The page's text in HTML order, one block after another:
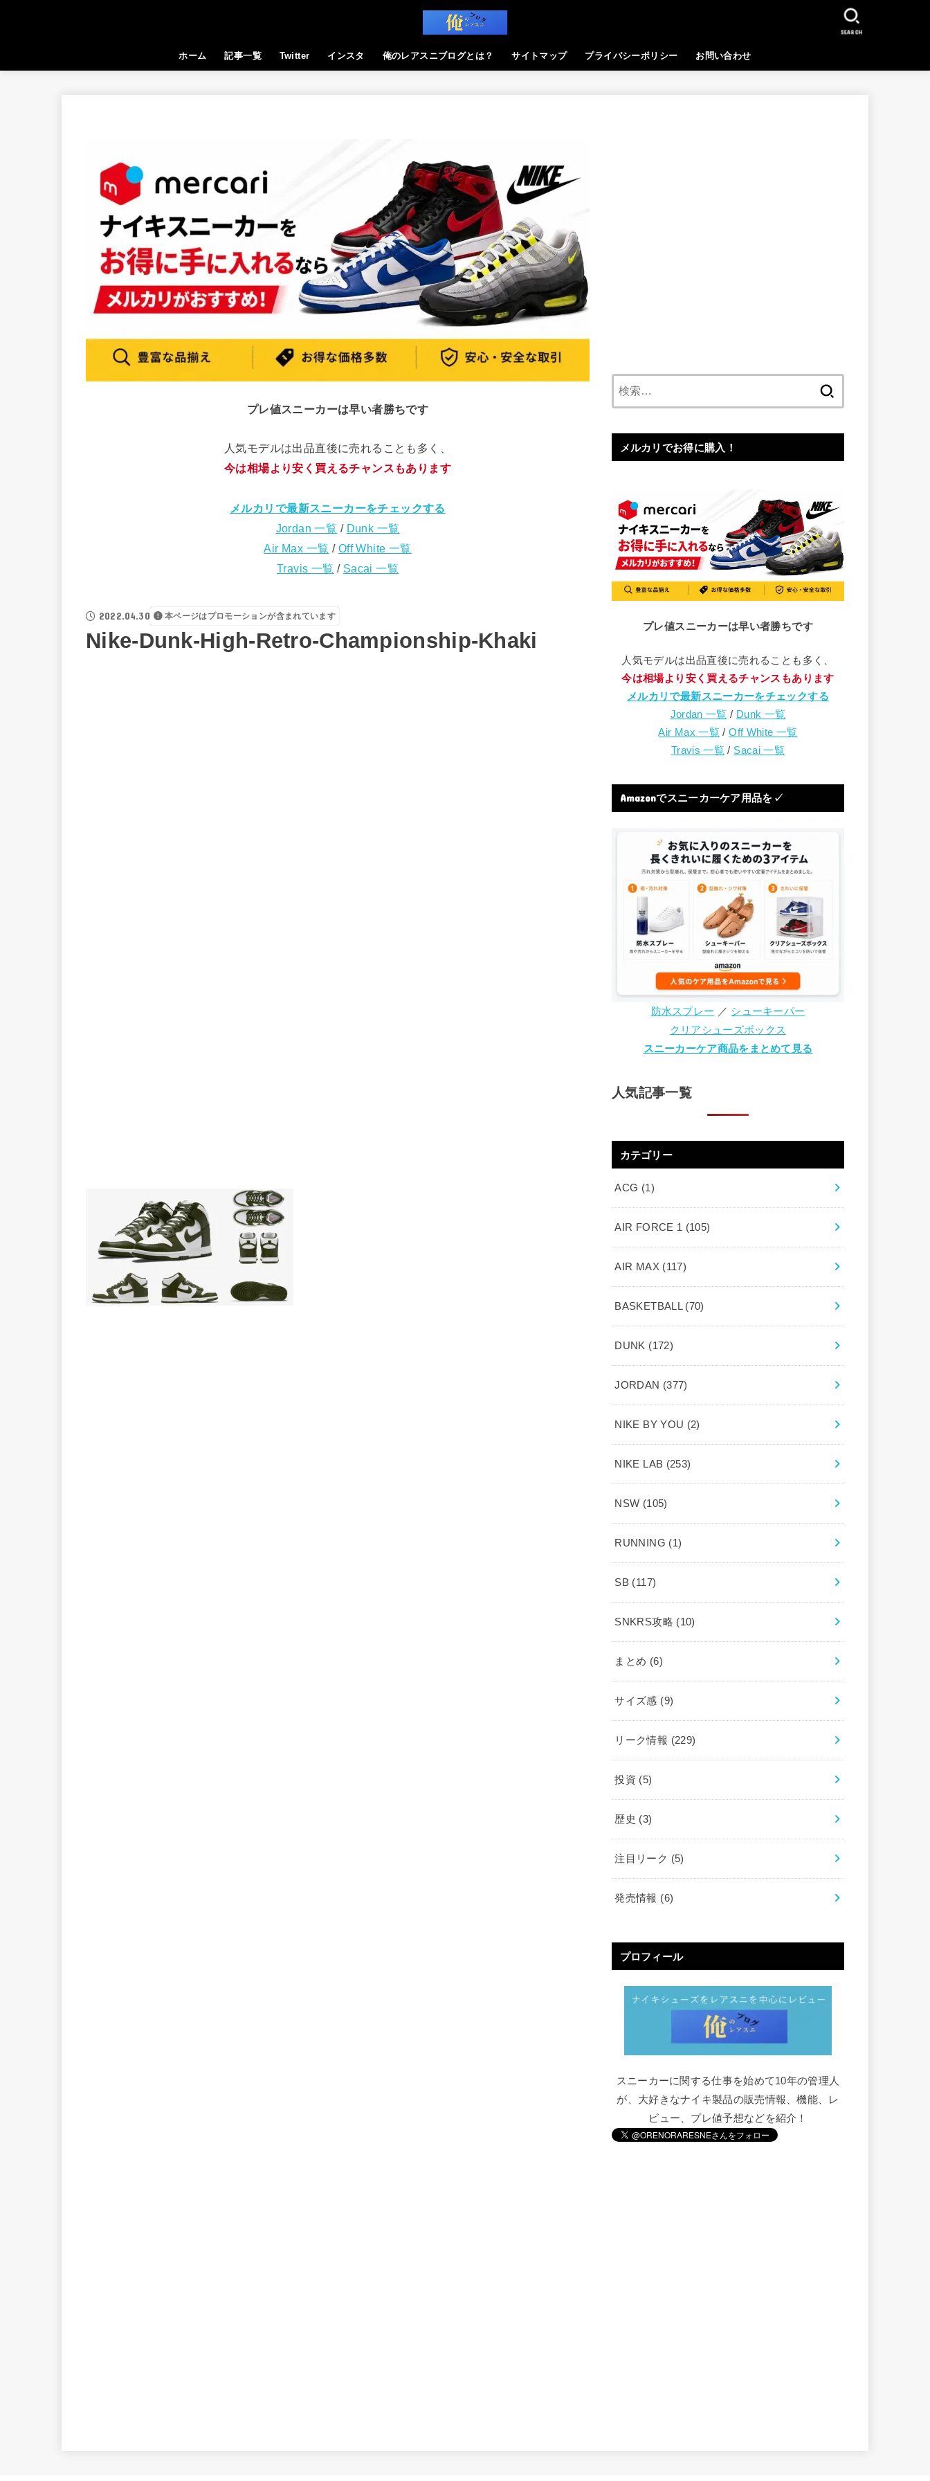
ホーム 記事一覧 Twitter インスタ 俺のレアスニブログとは？ サイトマップ プライバシーポリシー お問い合わせ
SEARCH
プレ値スニーカーは早い者勝ちです
人気モデルは出品直後に売れることも多く、
今は相場より安く買えるチャンスもあります
メルカリで最新スニーカーをチェックする
Jordan 一覧 / Dunk 一覧
Air Max 一覧 / Off White 一覧
Travis 一覧 / Sacai 一覧
2022.04.30 本ページはプロモーションが含まれています
Nike-Dunk-High-Retro-Championship-Khaki
メルカリでお得に購入！
プレ値スニーカーは早い者勝ちです
人気モデルは出品直後に売れることも多く、
今は相場より安く買えるチャンスもあります
メルカリで最新スニーカーをチェックする
Jordan 一覧 / Dunk 一覧
Air Max 一覧 /Off White 一覧
Travis 一覧 / Sacai 一覧
Amazonでスニーカーケア用品を✓
防水スプレー ／ シューキーパー
クリアシューズボックス
スニーカーケア商品をまとめて見る
人気記事一覧
カテゴリー
ACG (1)
AIR FORCE 1 (105)
AIR MAX (117)
BASKETBALL (70)
DUNK (172)
JORDAN (377)
NIKE BY YOU (2)
NIKE LAB (253)
NSW (105)
RUNNING (1)
SB (117)
SNKRS攻略 (10)
まとめ (6)
サイズ感 (9)
リーク情報 (229)
投資 (5)
歴史 (3)
注目リーク (5)
発売情報 (6)
プロフィール
スニーカーに関する仕事を始めて10年の管理人
が、大好きなナイキ製品の販売情報、機能、レ
ビュー、プレ値予想などを紹介！